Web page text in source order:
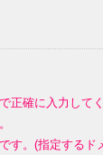
正確に入力して
す。(指定するド